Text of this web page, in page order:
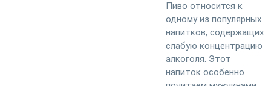
Пиво относится к
одному из популярных
напитков, содержащих
слабую концентрацию
алкоголя. Этот
напиток особенно